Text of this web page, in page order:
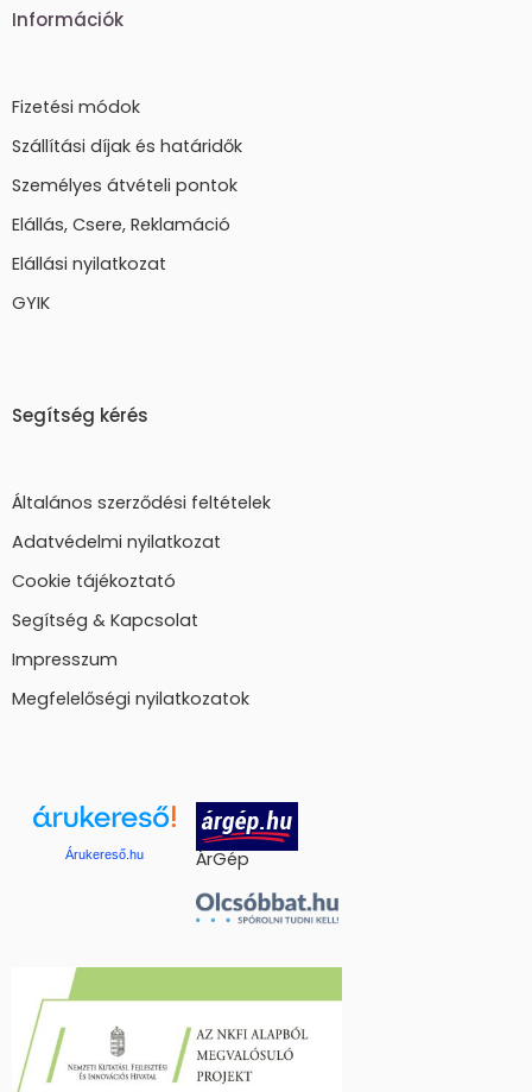
Információk
Fizetési módok
Szállítási díjak és határidők
Személyes átvételi pontok
Elállás, Csere, Reklamáció
Elállási nyilatkozat
GYIK
Segítség kérés
Általános szerződési feltételek
Adatvédelmi nyilatkozat
Cookie tájékoztató
Segítség & Kapcsolat
Impresszum
Megfelelőségi nyilatkozatok
Árukereső.hu ÁrGép